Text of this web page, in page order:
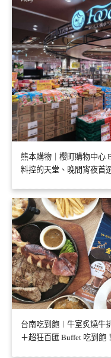
熊本購物｜櫻町購物中心
料控的天堂、晚間宵夜首
台南吃到飽︱牛室炙燒牛
＋超狂百匯 Buffet 吃到飽！